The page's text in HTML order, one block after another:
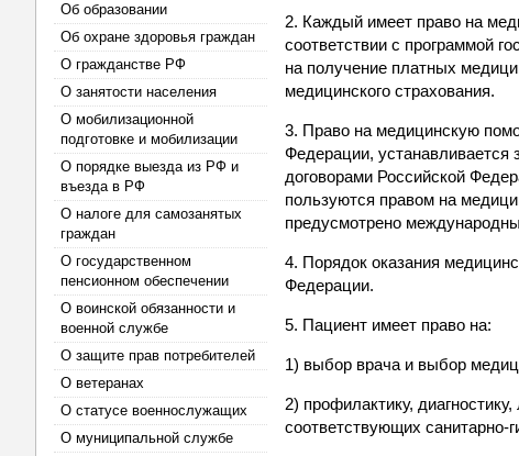
Об образовании
Об охране здоровья граждан
О гражданстве РФ
О занятости населения
О мобилизационной
подготовке и мобилизации
О порядке выезда из РФ и
въезда в РФ
О налоге для самозанятых
граждан
О государственном
пенсионном обеспечении
О воинской обязанности и
военной службе
О защите прав потребителей
О ветеранах
О статусе военнослужащих
О муниципальной службе
2. Каждый имеет право на
соответствии с программой
на получение платных
медицинского страхования.
3. Право на медицинскую
Федерации,
договорами Российской
пользуются правом на
предусмотрено
4. Порядок оказания
Федерации.
5. Пациент имеет право на:
1) выбор врача и выбор
2) профилактику,
соответствующих санитарно-